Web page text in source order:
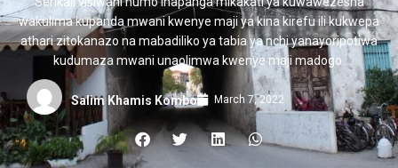
wakulima kupanda mwani kwenye maji ya kina kirefu ili kukwepa
athari zitokanazo na mabadiliko ya tabia ya nchi yanayoripotiwa
kudumaza mwani unaolimwa kwenye maji madogo.
Salim Khamis Kombo March 7, 2022